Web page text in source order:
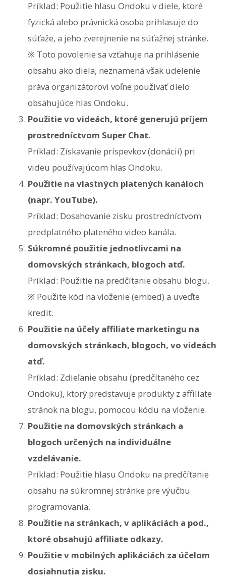
Príklad: Použitie hlasu Ondoku v diele, ktoré
fyzická alebo právnická osoba prihlasuje do
súťaže, a jeho zverejnenie na súťažnej stránke.
※ Toto povolenie sa vzťahuje na prihlásenie
obsahu ako diela, neznamená však udelenie
práva organizátorovi voľne používať dielo
obsahujúce hlas Ondoku.
Použitie vo videách, ktoré generujú príjem
prostredníctvom Super Chat.
Príklad: Získavanie príspevkov (donácií) pri
videu používajúcom hlas Ondoku.
Použitie na vlastných platených kanáloch
(napr. YouTube).
Príklad: Dosahovanie zisku prostredníctvom
predplatného plateného video kanála.
Súkromné použitie jednotlivcami na
domovských stránkach, blogoch atď.
Príklad: Použitie na predčítanie obsahu blogu.
※ Použite kód na vloženie (embed) a uveďte
kredit.
Použitie na účely affiliate marketingu na
domovských stránkach, blogoch, vo videách
atď.
Príklad: Zdieľanie obsahu (predčítaného cez
Ondoku), ktorý predstavuje produkty z affiliate
stránok na blogu, pomocou kódu na vloženie.
Použitie na domovských stránkach a
blogoch určených na individuálne
vzdelávanie.
Príklad: Použitie hlasu Ondoku na predčítanie
obsahu na súkromnej stránke pre výučbu
programovania.
Použitie na stránkach, v aplikáciách a pod.,
ktoré obsahujú affiliate odkazy.
Použitie v mobilných aplikáciách za účelom
dosiahnutia zisku.